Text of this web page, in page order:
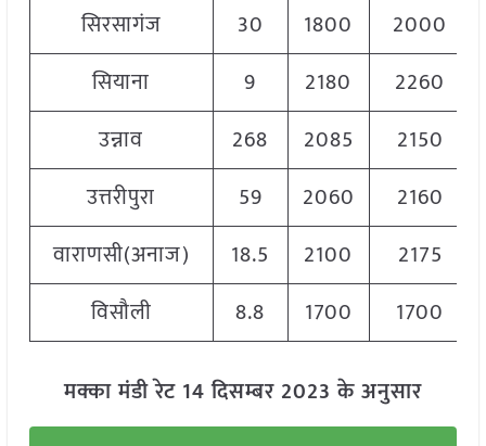
सिरसागंज
30 1800 2000
सियाना
9 2180 2260
उन्नाव
268 2085
2150
उत्तरीपुरा
59 2060
2160
वाराणसी(अनाज)
18.5 2100
2175
विसौली
8.8 1700 1700
मक्का मंडी रेट 14 दिसम्बर 2023 के अनुसार